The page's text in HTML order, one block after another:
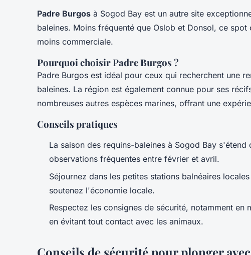
Padre Burgos à Sogod Bay est un autre site
baleines. Moins fréquenté que Oslob et Donsol, ce
moins commerciale.
Pourquoi choisir Padre Burgos ?
Padre Burgos est idéal pour ceux qui recherchent une
baleines. La région est également connue pour ses
nombreuses autres espèces marines, offrant une
Conseils pratiques
La saison des requins-baleines à Sogod Bay s'étend
observations fréquentes entre février et avril.
Séjournez dans les petites stations balnéaires
soutenez l'économie locale.
Respectez les consignes de sécurité, notamment en
en évitant tout contact avec les animaux.